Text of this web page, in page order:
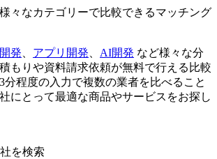
々なカテゴリーで比較できるマッチング
発 アプリ開発 AI開発 など様々な分
もりや資料請求依頼が無料で行える比較
分程度の入力で複数の業者を比べること
にとって最適な商品やサービスをお探し
を検索